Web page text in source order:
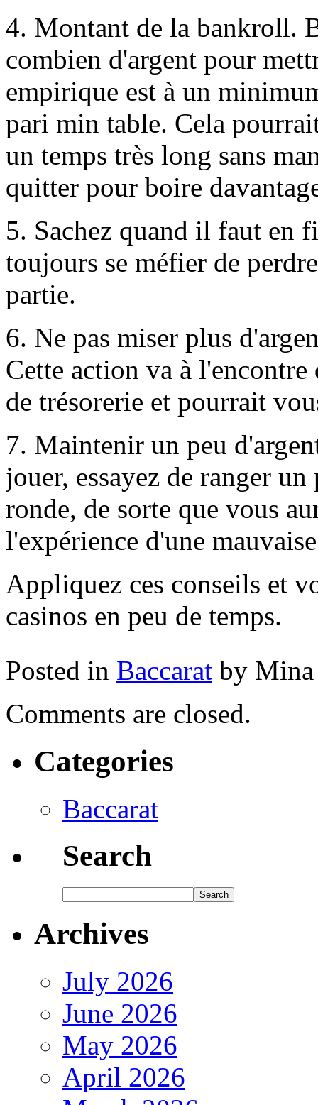
4. Montant de la bankroll.
combien d'argent pour
empirique est à un
pari min table. Cela
un temps très long sans
quitter pour boire
5. Sachez quand il faut en
toujours se méfier de
partie.
6. Ne pas miser plus
Cette action va à
de trésorerie et pourrait
7. Maintenir un peu
jouer, essayez de ranger
ronde, de sorte que vous
l'expérience d'une
Appliquez ces conseils et
casinos en peu de temps.
Posted in Baccarat by Mina
Comments are closed.
Categories
Baccarat
Search
Archives
July 2026
June 2026
May 2026
April 2026